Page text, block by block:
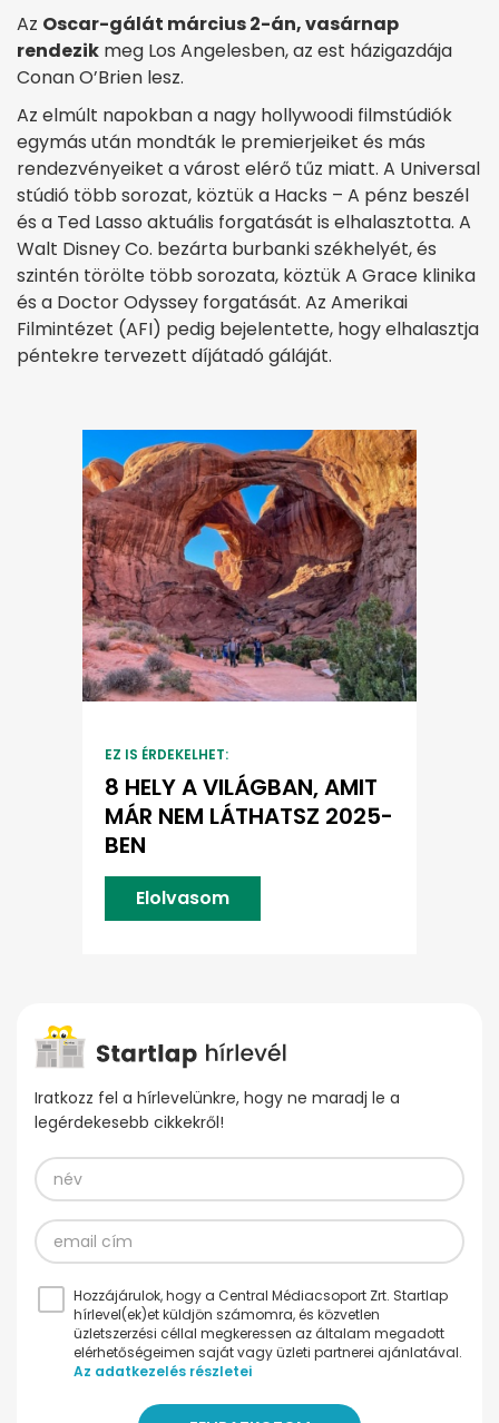
Az Oscar-gálát március 2-án, vasárnap
rendezik meg Los Angelesben, az est házigazdája
Conan O’Brien lesz.
Az elmúlt napokban a nagy hollywoodi filmstúdiók
egymás után mondták le premierjeiket és más
rendezvényeiket a várost elérő tűz miatt. A Universal
stúdió több sorozat, köztük a Hacks – A pénz beszél
és a Ted Lasso aktuális forgatását is elhalasztotta. A
Walt Disney Co. bezárta burbanki székhelyét, és
szintén törölte több sorozata, köztük A Grace klinika
és a Doctor Odyssey forgatását. Az Amerikai
Filmintézet (AFI) pedig bejelentette, hogy elhalasztja
péntekre tervezett díjátadó gáláját.
EZ IS ÉRDEKELHET:
8 HELY A VILÁGBAN, AMIT
MÁR NEM LÁTHATSZ 2025-
BEN
Elolvasom
Iratkozz fel a hírlevelünkre, hogy ne maradj le a
legérdekesebb cikkekről!
Hozzájárulok, hogy a Central Médiacsoport Zrt. Startlap
hírlevel(ek)et küldjön számomra, és közvetlen
üzletszerzési céllal megkeressen az általam megadott
elérhetőségeimen saját vagy üzleti partnerei ajánlatával.
Az adatkezelés részletei